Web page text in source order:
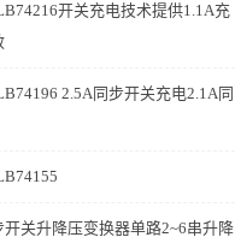
开关充电技术提供1.1A充
2.5A同步开关充电2.1A同
开关升降压变换器单路2~6串升降